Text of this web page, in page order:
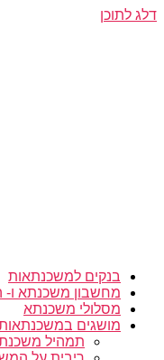
דלג לתוכן
בנקים למשכנתאות
מחשבון משכנתא ו-
מסלולי משכנתא
מושגים
תמהיל